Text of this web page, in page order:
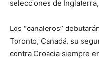
selecciones de
Los “canaleros”
Toronto, Canadá, su
contra Croacia siempre